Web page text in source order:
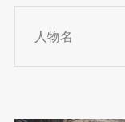
人物名